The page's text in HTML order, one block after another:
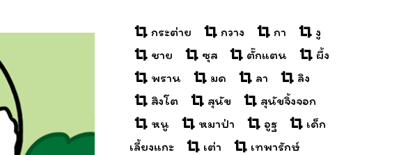
กระต่าย กวาง กา
งู
ชาย
ซุส ตั๊กแตน
ผึ้ง
พราน
มด ลา
ลิง
สิงโต
สุนัข
สุนัขจิ้งจอก
หนู
หมาป่า อูฐ
เด็ก
เลี้ยงแกะ
เต่า
เทพารักษ์